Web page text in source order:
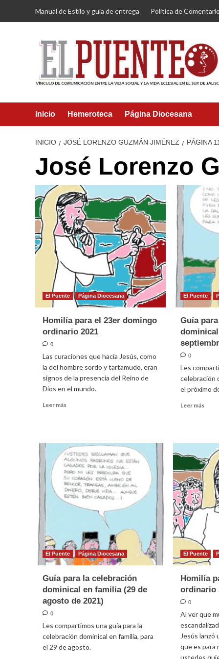
Manual de Estilo y guía de entrega Política de
Inicio Hemeroteca Página Diocesana
INICIO JOSÉ LORENZO GUZMÁN JIMÉNEZ PÁGINA 11
José Lorenzo
El Puente Página Diocesana
Homilía para el 23er domingo
ordinario 2021
0
Las curaciones que hacía Jesús, como
la del hombre sordo y tartamudo, eran
signos de la presencia del Reino de
Dios en el mundo.
Leer más
el
23er
domingo
ordinario
2021
El Puente
Guía
0
Les
celebración
el próximo
Leer más
para
de
de
2021)
El Puente Página Diocesana
Guía para la celebración
dominical en familia (29 de
agosto de 2021)
0
Les compartimos una guía para la
celebración dominical en familia, para
el 29 de agosto.
El Puente
Homilía
ordinario
0
Al ver que
Jesús lanzó
que es para